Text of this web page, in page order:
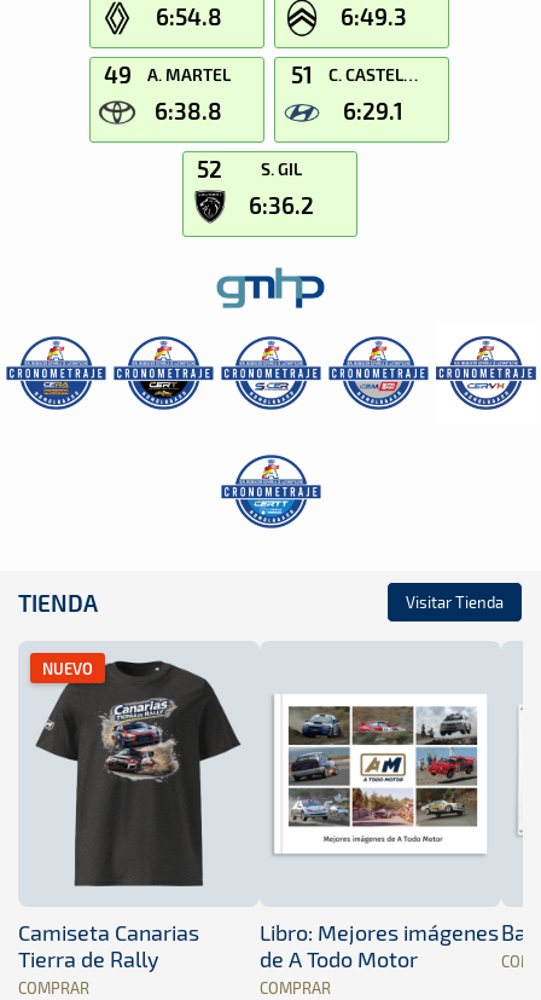
6:54.8 6:49.3
49 A. MARTEL
6:38.8
51 C. CASTELLANO
6:29.1
52 S. GIL
6:36.2
TIENDA Visitar Tienda
NUEVO
Camiseta Canarias
Tierra de Rally
COMPRAR
Libro: Mejores imágenes
de A Todo Motor
COMPRAR